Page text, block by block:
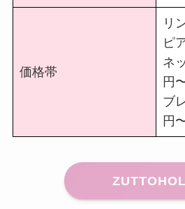
価格帯
リ
ピ
ネ
円
ブ
円